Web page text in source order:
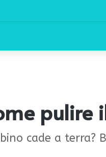
pulire
cade a terra?